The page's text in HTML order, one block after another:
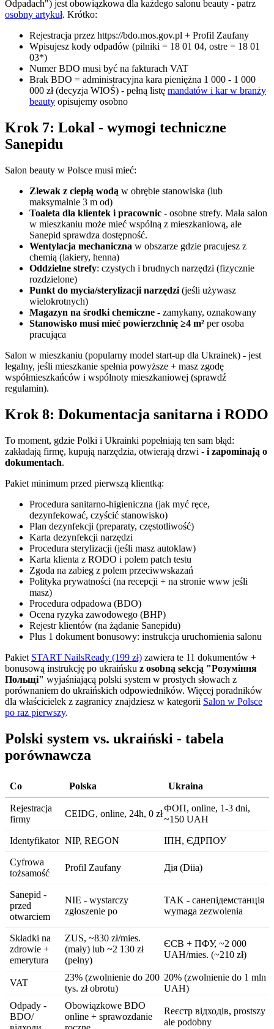
Odpadach") jest obowiązkowa dla każdego salonu beauty - patrz
osobny artykuł. Krótko:
Rejestracja przez https://bdo.mos.gov.pl + Profil Zaufany
Wpisujesz kody odpadów (pilniki = 18 01 04, ostre = 18 01
03*)
Numer BDO musi być na fakturach VAT
Brak BDO = administracyjna kara pieniężna 1 000 - 1 000
000 zł (decyzja WIOŚ) - pełną listę mandatów i kar w branży
beauty opisujemy osobno
Krok 7: Lokal - wymogi techniczne
Sanepidu
Salon beauty w Polsce musi mieć:
Zlewak z ciepłą wodą w obrębie stanowiska (lub
maksymalnie 3 m od)
Toaleta dla klientek i pracownic - osobne strefy. Mała salon
w mieszkaniu może mieć wspólną z mieszkaniową, ale
Sanepid sprawdza dostępność.
Wentylacja mechaniczna w obszarze gdzie pracujesz z
chemią (lakiery, henna)
Oddzielne strefy: czystych i brudnych narzędzi (fizycznie
rozdzielone)
Punkt do mycia/sterylizacji narzędzi (jeśli używasz
wielokrotnych)
Magazyn na środki chemiczne - zamykany, oznakowany
Stanowisko musi mieć powierzchnię ≥4 m² per osoba
pracująca
Salon w mieszkaniu (popularny model start-up dla Ukrainek) - jest
legalny, jeśli mieszkanie spełnia powyższe + masz zgodę
współmieszkańców i wspólnoty mieszkaniowej (sprawdź
regulamin).
Krok 8: Dokumentacja sanitarna i RODO
To moment, gdzie Polki i Ukrainki popełniają ten sam błąd:
zakładają firmę, kupują narzędzia, otwierają drzwi - i zapominają o
dokumentach.
Pakiet minimum przed pierwszą klientką:
Procedura sanitarno-higieniczna (jak myć ręce,
dezynfekować, czyścić stanowisko)
Plan dezynfekcji (preparaty, częstotliwość)
Karta dezynfekcji narzędzi
Procedura sterylizacji (jeśli masz autoklaw)
Karta klienta z RODO i polem patch testu
Zgoda na zabieg z polem przeciwwskazań
Polityka prywatności (na recepcji + na stronie www jeśli
masz)
Procedura odpadowa (BDO)
Ocena ryzyka zawodowego (BHP)
Rejestr klientów (na żądanie Sanepidu)
Plus 1 dokument bonusowy: instrukcja uruchomienia salonu
Pakiet START NailsReady (199 zł) zawiera te 11 dokumentów +
bonusową instrukcję po ukraińsku z osobną sekcją "Розуміння
Польщі" wyjaśniającą polski system w prostych słowach z
porównaniem do ukraińskich odpowiedników. Więcej poradników
dla właścicielek z zagranicy znajdziesz w kategorii Salon w Polsce
po raz pierwszy.
Polski system vs. ukraiński - tabela
porównawcza
Co Polska Ukraina
Rejestracja
firmy
CEIDG, online, 24h, 0 zł
ФОП, online, 1-3 dni,
~150 UAH
Identyfikator NIP, REGON ІПН, ЄДРПОУ
Cyfrowa
tożsamość
Profil Zaufany Дія (Diia)
Sanepid -
przed
otwarciem
NIE - wystarczy
zgłoszenie po
TAK - санепідемстанція
wymaga zezwolenia
Składki na
zdrowie +
emerytura
ZUS, ~830 zł/mies.
(mały) lub ~2 130 zł
(pełny)
ЄСВ + ПФУ, ~2 000
UAH/mies. (~210 zł)
VAT
23% (zwolnienie do 200
tys. zł obrotu)
20% (zwolnienie do 1 mln
UAH)
Odpady -
BDO/
Obowiązkowe BDO
online + sprawozdanie
Reєстр відходів, prostszy
ale podobny